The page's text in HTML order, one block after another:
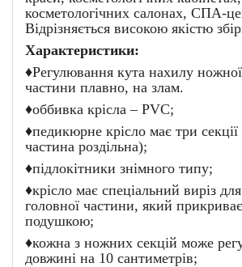
косметологічних салонах, СПА-
Відрізняється високою якістю
Характеристики:
♦Регулювання кута нахилу ножної
частини плавно, на злам.
♦оббивка крісла – PVC;
♦педикюрне крісло має три
частина роздільна);
♦підлокітники знімного типу;
♦крісло має спеціальний виріз
головної частини, який
подушкою;
♦кожна з ножних секцій може
довжині на 10 сантиметрів;